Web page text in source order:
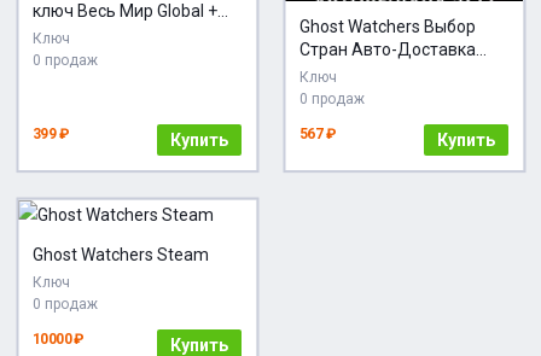
ключ Весь Мир Global +
RU/CIS РФ Россия key СНГ
стим Глобал
Ключ
0 продаж
399 ₽ Купить
Ghost Watchers Выбор
Стран Авто-Доставка
24/7
Ключ
0 продаж
567 ₽ Купить
Ghost Watchers Steam
Ключ
0 продаж
10000 ₽ Купить